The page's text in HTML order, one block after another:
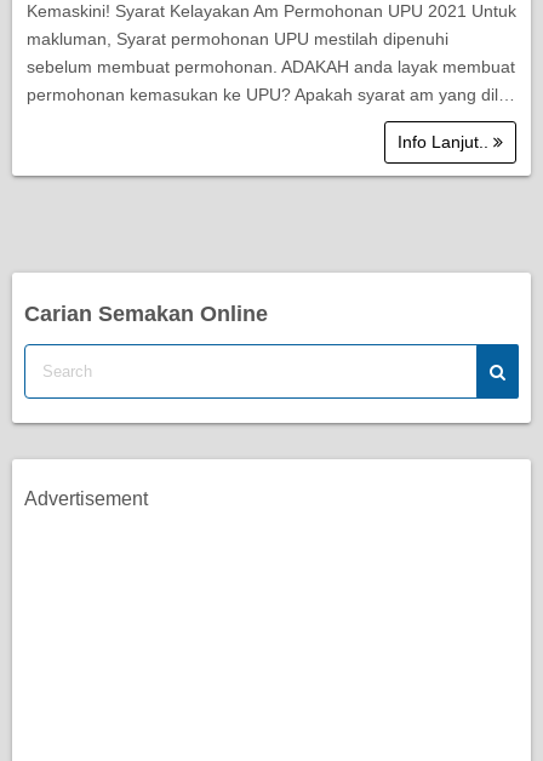
Kemaskini! Syarat Kelayakan Am Permohonan UPU 2021 Untuk
makluman, Syarat permohonan UPU mestilah dipenuhi
sebelum membuat permohonan. ADAKAH anda layak membuat
permohonan kemasukan ke UPU? Apakah syarat am yang dil…
Info Lanjut..
Carian Semakan Online
Advertisement